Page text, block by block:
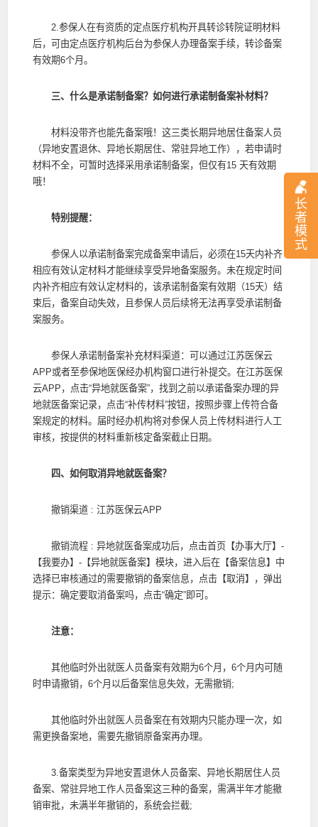
长
者
模
式
2.参保人在有资质的定点医疗机构开具转诊转院证明材料
后，可由定点医疗机构后台为参保人办理备案手续，转诊备案
有效期6个月。
三、什么是承诺制备案？如何进行承诺制备案补材料？
材料没带齐也能先备案哦！这三类长期异地居住备案人员
（异地安置退休、异地长期居住、常驻异地工作），若申请时
材料不全，可暂时选择采用承诺制备案，但仅有15 天有效期
哦！
特别提醒：
参保人以承诺制备案完成备案申请后，必须在15天内补齐
相应有效认定材料才能继续享受异地备案服务。未在规定时间
内补齐相应有效认定材料的，该承诺制备案有效期（15天）结
束后，备案自动失效，且参保人员后续将无法再享受承诺制备
案服务。
参保人承诺制备案补充材料渠道：可以通过江苏医保云
APP或者至参保地医保经办机构窗口进行补提交。在江苏医保
云APP，点击“异地就医备案”，找到之前以承诺备案办理的异
地就医备案记录，点击“补传材料”按钮，按照步骤上传符合备
案规定的材料。届时经办机构将对参保人员上传材料进行人工
审核，按提供的材料重新核定备案截止日期。
四、如何取消异地就医备案？
撤销渠道 : 江苏医保云APP
撤销流程 : 异地就医备案成功后，点击首页【办事大厅】-
【我要办】-【异地就医备案】模块，进入后在【备案信息】中
选择已审核通过的需要撤销的备案信息，点击【取消】，弹出
提示：确定要取消备案吗，点击“确定”即可。
注意：
其他临时外出就医人员备案有效期为6个月，6个月内可随
时申请撤销，6个月以后备案信息失效，无需撤销;
其他临时外出就医人员备案在有效期内只能办理一次，如
需更换备案地，需要先撤销原备案再办理。
3.备案类型为异地安置退休人员备案、异地长期居住人员
备案、常驻异地工作人员备案这三种的备案，需满半年才能撤
销审批，未满半年撤销的，系统会拦截;